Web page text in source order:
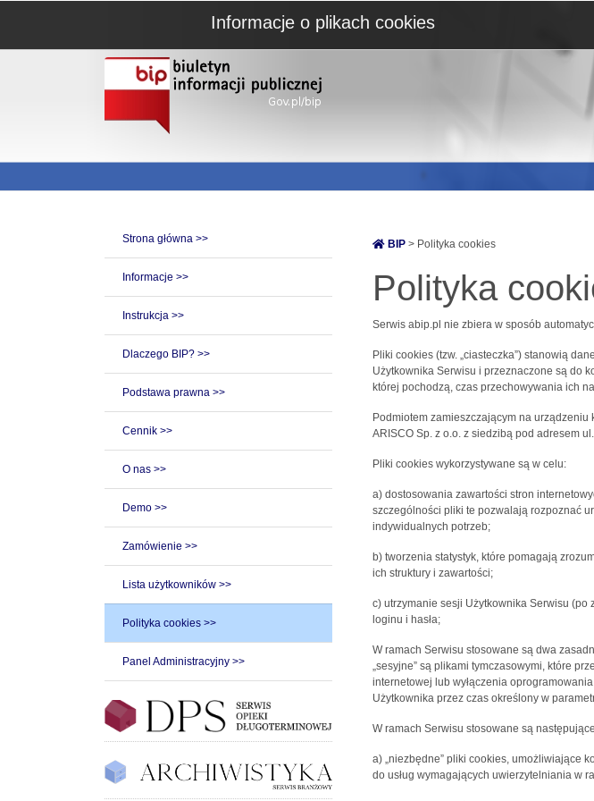
Strona główna >>
Informacje >>
Instrukcja >>
Dlaczego BIP? >>
Podstawa prawna >>
Cennik >>
O nas >>
Demo >>
Zamówienie >>
Lista użytkowników >>
Polityka cookies >>
Panel Administracyjny >>
BIP > Polityka cookies
Polityka
Serwis abip.pl nie zbiera w sposób
Pliki cookies (tzw. „ciasteczka”) stanowią
Użytkownika Serwisu i przeznaczone są do
której pochodzą, czas przechowywania ich
Podmiotem zamieszczającym na
ARISCO Sp. z o.o. z siedzibą pod adresem
Pliki cookies wykorzystywane są w celu:
a) dostosowania zawartości stron
szczególności pliki te pozwalają rozpoznać
indywidualnych potrzeb;
b) tworzenia statystyk, które pomagają
ich struktury i zawartości;
c) utrzymanie sesji Użytkownika Serwisu
loginu i hasła;
W ramach Serwisu stosowane są dwa
„sesyjne” są plikami tymczasowymi, które
internetowej lub wyłączenia
Użytkownika przez czas określony w
W ramach Serwisu stosowane są
a) „niezbędne” pliki cookies, umożliwiające
do usług wymagających uwierzytelniania w
Informacje o plikach cookies